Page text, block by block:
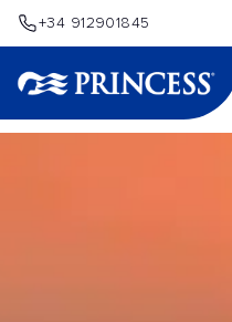
+34 912901845